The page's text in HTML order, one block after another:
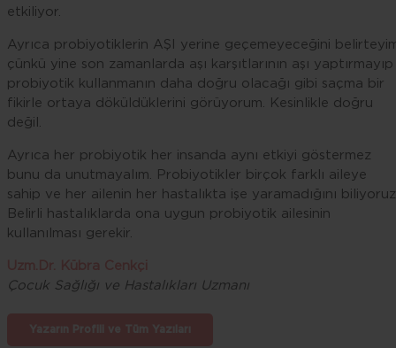
etkiliyor.
Ayrıca probiyotiklerin AŞI yerine geçemeyeceğini
çünkü yine son zamanlarda aşı karşıtlarının aşı yaptırmayıp
probiyotik kullanmanın daha doğru olacağı gibi saçma bir
fikirle ortaya döküldüklerini görüyorum. Kesinlikle doğru
değil.
Ayrıca her probiyotik her insanda aynı etkiyi göstermez
bunu da unutmayalım. Probiyotikler birçok farklı aileye
sahip ve her ailenin her hastalıkta işe yaramadığını
Belirli hastalıklarda ona uygun probiyotik ailesinin
kullanılması gerekir.
Çocuk Sağlığı ve Hastalıkları Uzmanı